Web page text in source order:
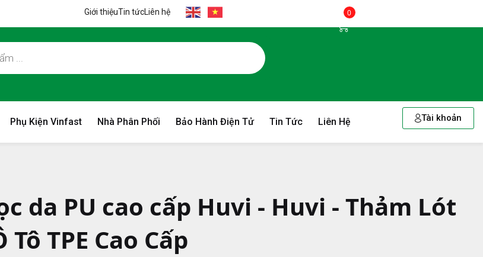
Giới thiệuTin tứcLiên hệ 0
Phụ Kiện Vinfast Nhà Phân Phối Bảo Hành Điện Tử Tin Tức Liên Hệ Tài khoản
da PU cao cấp Huvi - Huvi - Thảm Lót
TPE Cao Cấp